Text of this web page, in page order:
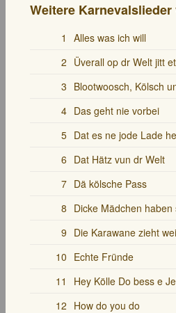
Weitere Karnevalslieder
1
Alles was ich will
2 Üverall op dr Welt jitt
3 Blootwoosch, Kölsch
4 Das geht nie vorbei
5 Dat es ne jode Lade he
6 Dat Hätz vun dr Welt
7 Dä kölsche Pass
8 Dicke Mädchen
9 Die Karawane zieht
10 Echte Fründe
11
Hey Kölle Do bess e
12 How do you do